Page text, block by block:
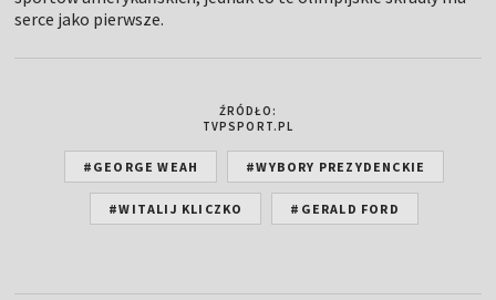
serce jako pierwsze.
ŹRÓDŁO:
TVPSPORT.PL
#GEORGE WEAH #WYBORY PREZYDENCKIE
#WITALIJ KLICZKO #GERALD FORD